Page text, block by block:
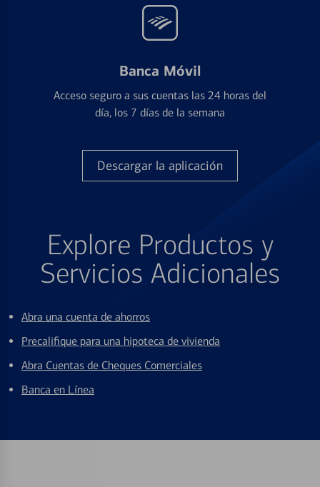
Banca Móvil
Acceso seguro a sus cuentas las 24 horas del
día, los 7 días de la semana
Descargar la aplicación
Explore Productos y
Servicios Adicionales
Abra una cuenta de ahorros
Precalifique para una hipoteca de vivienda
Abra Cuentas de Cheques Comerciales
Banca en Línea